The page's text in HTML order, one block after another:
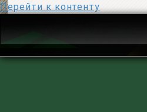
Перейти к контенту